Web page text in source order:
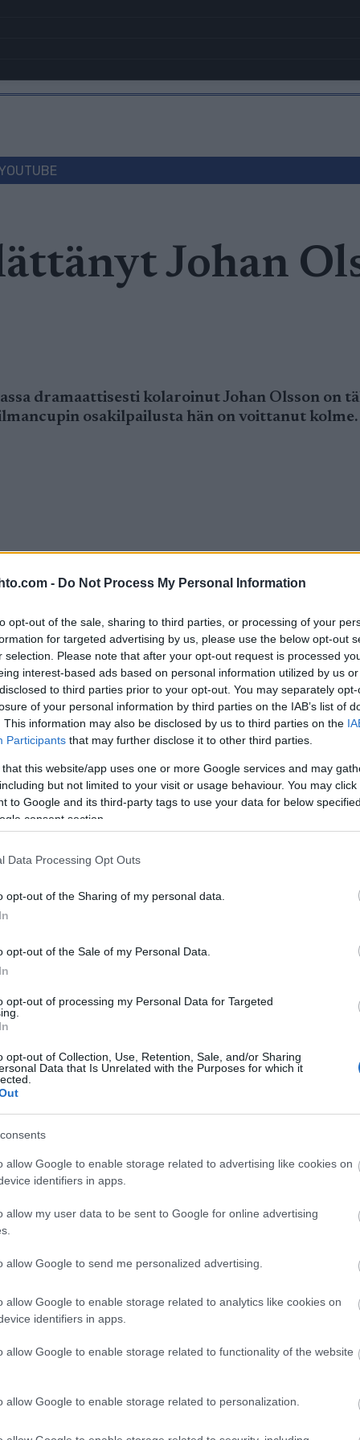
- Do Not Process My Personal Information
opt-out of the sale, sharing to third parties, or processing of your
for targeted advertising by us, please use the below opt-out
selection. Please note that after your opt-out request is processed
interest-based ads based on personal information utilized by us
to third parties prior to your opt-out. You may separately
of your personal information by third parties on the IAB’s list of
This information may also be disclosed by us to third parties on the
Participants that may further disclose it to other third parties.
that this website/app uses one or more Google services and may
but not limited to your visit or usage behaviour. You may
to Google and its third-party tags to use your data for below
consent section.
Data Processing Opt Outs
opt-out of the Sharing of my personal data.
opt-out of the Sale of my Personal Data.
opt-out of processing my Personal Data for Targeted
opt-out of Collection, Use, Retention, Sale, and/or Sharing
Data that Is Unrelated with the Purposes for which it
allow Google to enable storage related to advertising like cookies on
identifiers in apps.
allow my user data to be sent to Google for online advertising
allow Google to send me personalized advertising.
allow Google to enable storage related to analytics like cookies on
identifiers in apps.
allow Google to enable storage related to functionality of the website
allow Google to enable storage related to personalization.
Johan
dramaattisesti kolaroinut Johan Olsson on
osakilpailusta hän on voittanut kolme.
Lahden yhdistelmäkisassa dramaattisesti
osakilpailusta hän on
sillä syksyllä tunnelmat olivat tyystin
vaikea. Päätin keskittyä Vasaloppetiin ja tein
hiihtourani kävisi, Olsson kertaa.
kipujen takia syksyllä sivussa
Niskavamma on muistuttanut
sujunut suunnitelmien mukaan, sillä Oslon
kahdesti 16:s.
jättämään kisoja ja treenejä väliin ennen
hiihtäjänä, vaikka hän on otti uransa
voiton vapaalla, kun hän voitti
itseluottamusta.
vapaalla. Muutama vuosi sitten kehityin
Sotshin olympialaisia ajatellen. Olsson ei
syy on perhe, omalla urheilijaurallaan muun
olla enempää pois.
jo 31-vuotias, joten minulla on kokemusta.
mutta jo parikymmentä vuotta hänen
Östersundiin muuton myötä vähitellen.
vapaan tekniikan. Kestävyyteni on aina ollut
kulttuuri oli toisenlainen, siellä
Ensimmäisessä kilpailussani tosin
viestikultaa Vancouverin olympialaisista
Silti hänen suurin motivaationsa on aina ollut
mutta se tulee bonuksena kaiken päälle.
tärkeä taustatuki on jo kymmenen